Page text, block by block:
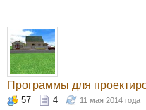
Программы для
57 4 11 мая 2014 года